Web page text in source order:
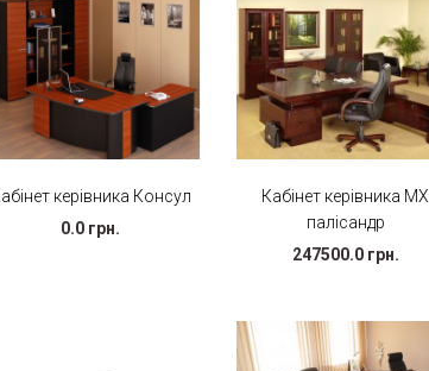
керівника Консул
0.0 грн.
Кабінет керівника МХ
палісандр
247500.0 грн.